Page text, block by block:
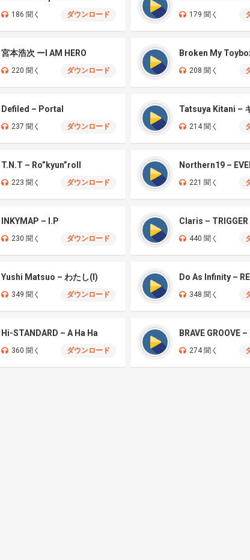
186 聞く ダウンロード 179 聞く
宮本浩次 ーI AM HERO
220 聞く ダウンロード
Broken My
208 聞く
Defiled – Portal
237 聞く ダウンロード 214 聞く
T.N.T – Ro”kyun”roll
223 聞く ダウンロード
Northern19 –
221 聞く
INKYMAP – I.P
230 聞く ダウンロード
Claris – TRIGGER
440 聞く
Yushi Matsuo – わたし(I)
349 聞く ダウンロード 348 聞く
Hi-STANDARD – A Ha Ha
360 聞く ダウンロード 274 聞く